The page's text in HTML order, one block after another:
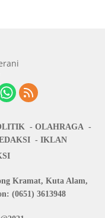
OLAHRAGA
IKLAN
Kramat, Kuta Alam,
(0651) 3613948